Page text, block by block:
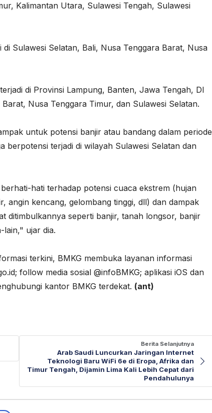
Kalimantan Utara, Sulawesi Tengah, Sulawesi
Sulawesi Selatan, Bali, Nusa Tenggara Barat, Nusa
di Provinsi Lampung, Banten, Jawa Tengah, DI
Nusa Tenggara Timur, dan Sulawesi Selatan.
untuk potensi banjir atau bandang dalam periode
berpotensi terjadi di wilayah Sulawesi Selatan dan
hati terhadap potensi cuaca ekstrem (hujan
angin kencang, gelombang tinggi, dll) dan dampak
ditimbulkannya seperti banjir, tanah longsor, banjir
lain," ujar dia.
terkini, BMKG membuka layanan informasi
follow media sosial @infoBMKG; aplikasi iOS dan
kantor BMKG terdekat. (ant)
Berita Selanjutnya
Arab Saudi Luncurkan Jaringan Internet
Teknologi Baru WiFi 6e di Eropa, Afrika dan
Timur Tengah, Dijamin Lima Kali Lebih Cepat dari
Pendahulunya